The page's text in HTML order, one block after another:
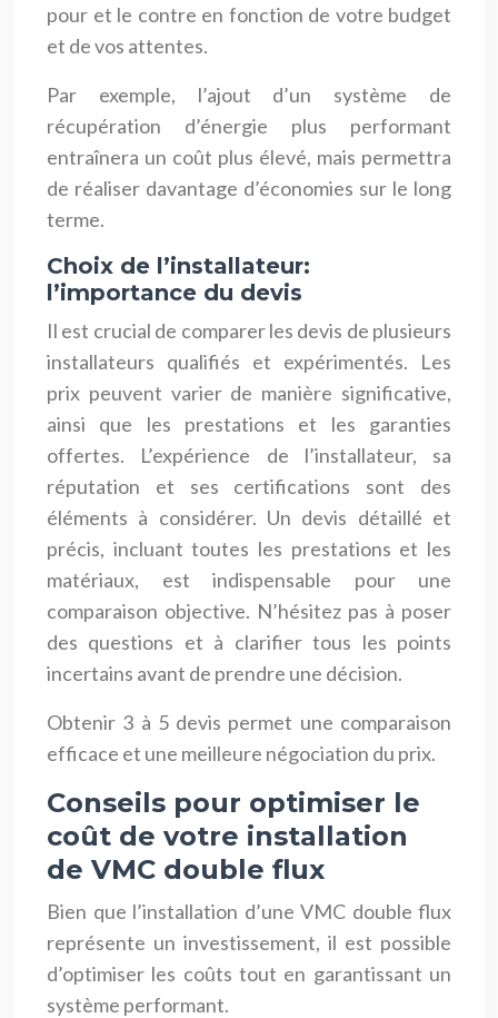
pour et le contre en fonction de votre budget
et de vos attentes.
Par exemple, l’ajout d’un système de
récupération d’énergie plus performant
entraînera un coût plus élevé, mais permettra
de réaliser davantage d’économies sur le long
terme.
Choix de l’installateur:
l’importance du devis
Il est crucial de comparer les devis de plusieurs
installateurs qualifiés et expérimentés. Les
prix peuvent varier de manière significative,
ainsi que les prestations et les garanties
offertes. L’expérience de l’installateur, sa
réputation et ses certifications sont des
éléments à considérer. Un devis détaillé et
précis, incluant toutes les prestations et les
matériaux, est indispensable pour une
comparaison objective. N’hésitez pas à poser
des questions et à clarifier tous les points
incertains avant de prendre une décision.
Obtenir 3 à 5 devis permet une comparaison
efficace et une meilleure négociation du prix.
Conseils pour optimiser le
coût de votre installation
de VMC double flux
Bien que l’installation d’une VMC double flux
représente un investissement, il est possible
d’optimiser les coûts tout en garantissant un
système performant.